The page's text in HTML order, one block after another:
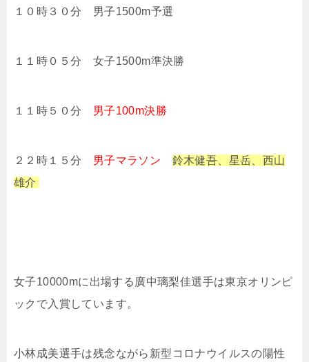
１０時３０分 男子1500m予選
１１時０５分 女子1500m準決勝
１１時５０分 男子100m決勝
２２時１５分 男子マラソン 鈴木健吾、星岳、西山
雄介
女子10000mに出場する廣中璃梨佳選手は東京オリンピ
ックで入賞しています。
小林成美選手は残念ながら新型コロナウイルスの陽性